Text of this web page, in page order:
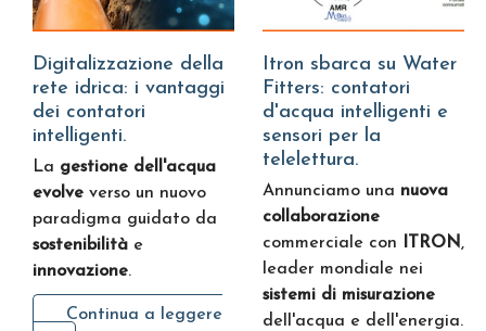
Digitalizzazione della
rete idrica: i vantaggi
dei contatori
intelligenti.
La gestione dell'acqua
evolve verso un nuovo
paradigma guidato da
sostenibilità e
innovazione.
Continua a leggere
Itron sbarca su Water
Fitters: contatori
d'acqua intelligenti e
sensori per la
telelettura.
Annunciamo una nuova
collaborazione
commerciale con ITRON,
leader mondiale nei
sistemi di misurazione
dell'acqua e dell'energia.